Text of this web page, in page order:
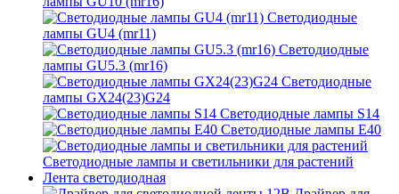
Светодиодные
лампы GU4 (mr11)
Светодиодные
лампы GU5.3 (mr16)
Светодиодные
лампы GX24(23)G24
Светодиодные лампы S14
Светодиодные лампы Е40
Светодиодные лампы и светильники для растений
Лента светодиодная